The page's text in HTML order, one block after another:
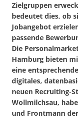
Zielgruppen
bedeutet dies, ob
Jobangebot
passende
Die
Hamburg bieten
eine
digitales,
neuen Recruiting-
Wollmilchsau,
und Frontmann